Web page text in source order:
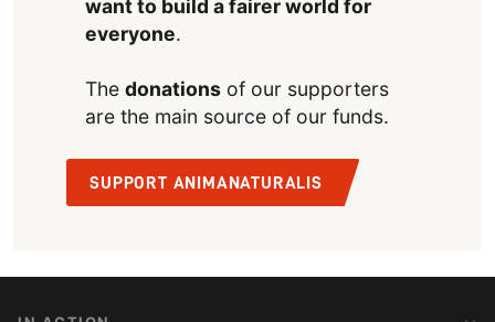
want to build a fairer world for
everyone.
The donationsof our supporters
are the main source of our funds.
SUPPORT ANIMANATURALIS